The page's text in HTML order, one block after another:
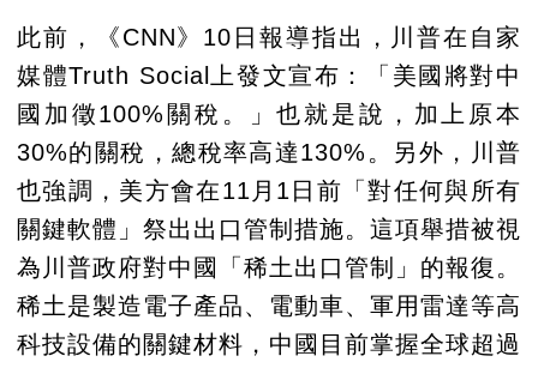
此前，《CNN》10日報導指出，川普在自家
媒體Truth Social上發文宣布：「美國將對中
國加徵100%關稅。」也就是說，加上原本
30%的關稅，總稅率高達130%。另外，川普
也強調，美方會在11月1日前「對任何與所有
關鍵軟體」祭出出口管制措施。這項舉措被視
為川普政府對中國「稀土出口管制」的報復。
稀土是製造電子產品、電動車、軍用雷達等高
科技設備的關鍵材料，中國目前掌握全球超過